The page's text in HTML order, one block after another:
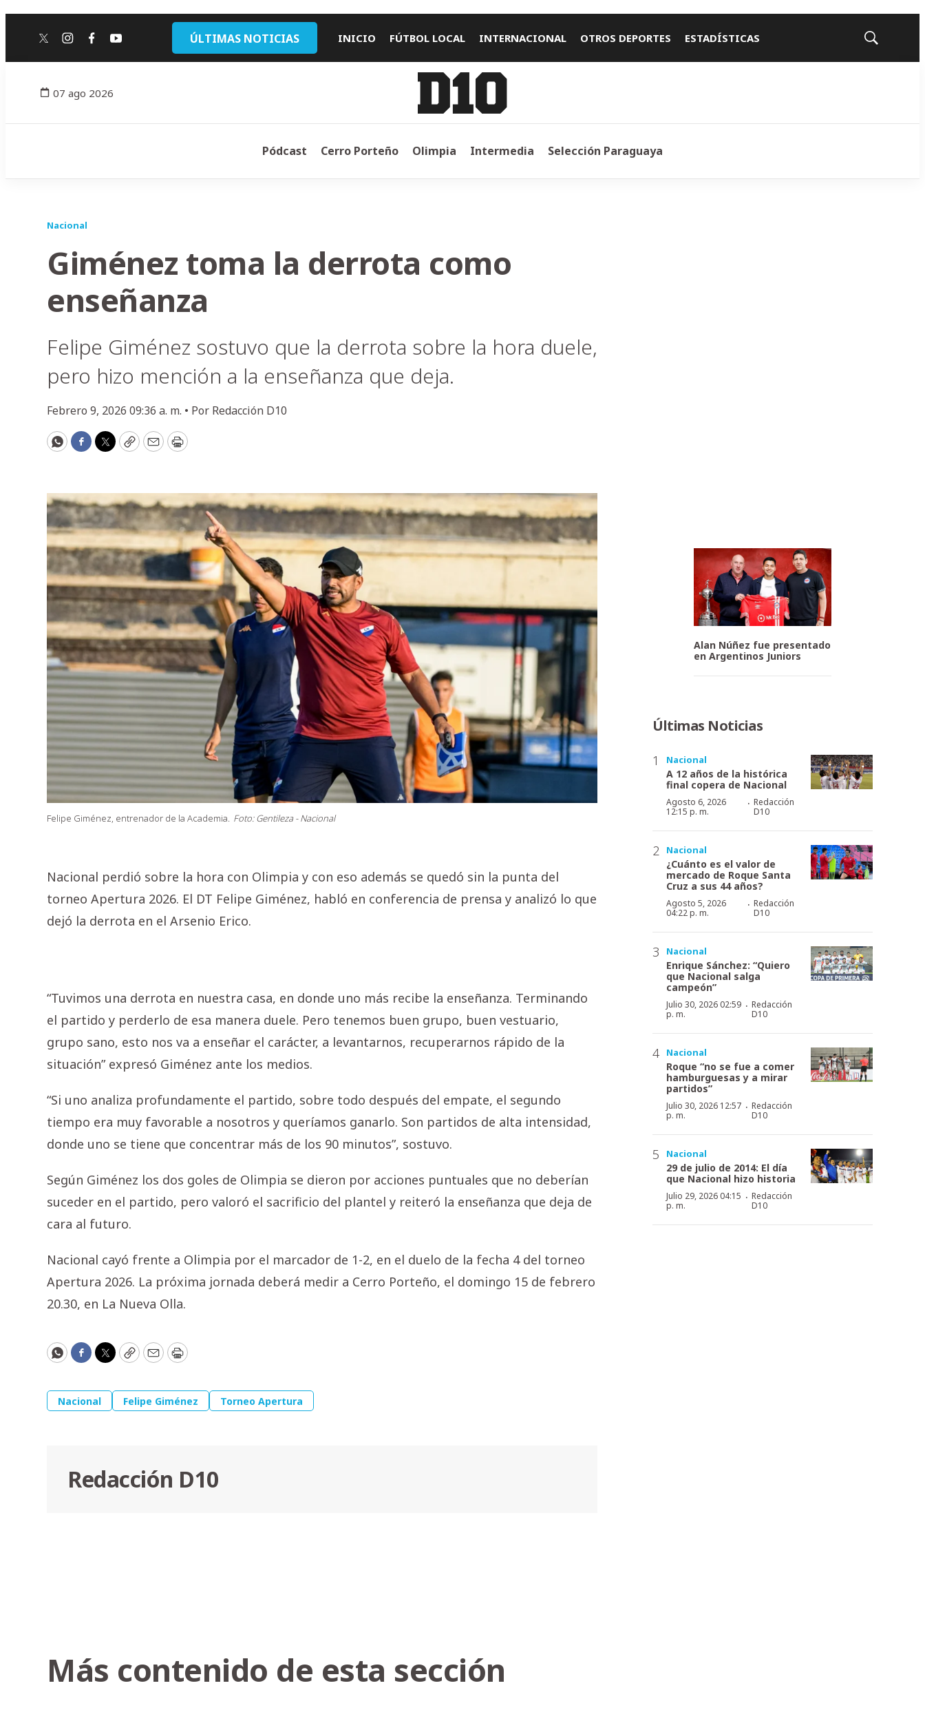
twitterinstagram
facebook
youtube ÚLTIMAS NOTICIAS INICIO FÚTBOL LOCAL INTERNACIONAL OTROS DEPORTES ESTADÍSTICAS
Mostrar
07 ago 2026
Pódcast Cerro Porteño Olimpia Intermedia Selección Paraguaya
Nacional
Giménez toma la derrota como
enseñanza
Felipe Giménez sostuvo que la derrota sobre la hora duele,
pero hizo mención a la enseñanza que deja.
Febrero 9, 2026 09:36 a. m. • Por Redacción D10
WhatsApp
Facebook
Twitter
CopyEmailPrint
Felipe Giménez, entrenador de la Academia. Foto: Gentileza - Nacional
Nacional perdió sobre la hora con Olimpia y con eso además se quedó sin la punta del
torneo Apertura 2026. El DT Felipe Giménez, habló en conferencia de prensa y analizó lo que
dejó la derrota en el Arsenio Erico.
“Tuvimos una derrota en nuestra casa, en donde uno más recibe la enseñanza. Terminando
el partido y perderlo de esa manera duele. Pero tenemos buen grupo, buen vestuario,
grupo sano, esto nos va a enseñar el carácter, a levantarnos, recuperarnos rápido de la
situación” expresó Giménez ante los medios.
“Si uno analiza profundamente el partido, sobre todo después del empate, el segundo
tiempo era muy favorable a nosotros y queríamos ganarlo. Son partidos de alta intensidad,
donde uno se tiene que concentrar más de los 90 minutos”, sostuvo.
Según Giménez los dos goles de Olimpia se dieron por acciones puntuales que no deberían
suceder en el partido, pero valoró el sacrificio del plantel y reiteró la enseñanza que deja de
cara al futuro.
Nacional cayó frente a Olimpia por el marcador de 1-2, en el duelo de la fecha 4 del torneo
Apertura 2026. La próxima jornada deberá medir a Cerro Porteño, el domingo 15 de febrero
20.30, en La Nueva Olla.
WhatsApp
Facebook
Twitter
CopyEmailPrint
Nacional Felipe Giménez Torneo Apertura
Redacción D10
Alan Núñez fue presentado
en Argentinos Juniors
Últimas Noticias
Nacional
A 12 años de la histórica
final copera de Nacional
Agosto 6, 2026
12:15 p. m.
· Redacción
D10
Nacional
¿Cuánto es el valor de
mercado de Roque Santa
Cruz a sus 44 años?
Agosto 5, 2026
04:22 p. m.
· Redacción
D10
Nacional
Enrique Sánchez: “Quiero
que Nacional salga
campeón”
Julio 30, 2026 02:59
p. m.
· Redacción
D10
Nacional
Roque “no se fue a comer
hamburguesas y a mirar
partidos”
Julio 30, 2026 12:57
p. m.
· Redacción
D10
Nacional
29 de julio de 2014: El día
que Nacional hizo historia
Julio 29, 2026 04:15
p. m.
· Redacción
D10
Más contenido de esta sección